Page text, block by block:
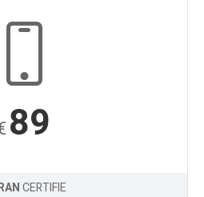
89
CERTIFIE